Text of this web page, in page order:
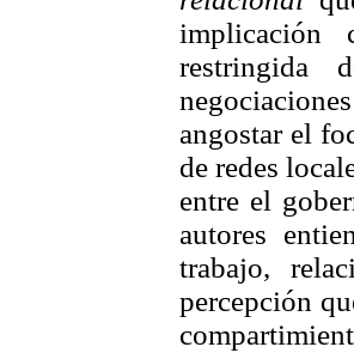
implicación
restringida
angostar el
de redes
entre el
autores
trabajo,
percepción